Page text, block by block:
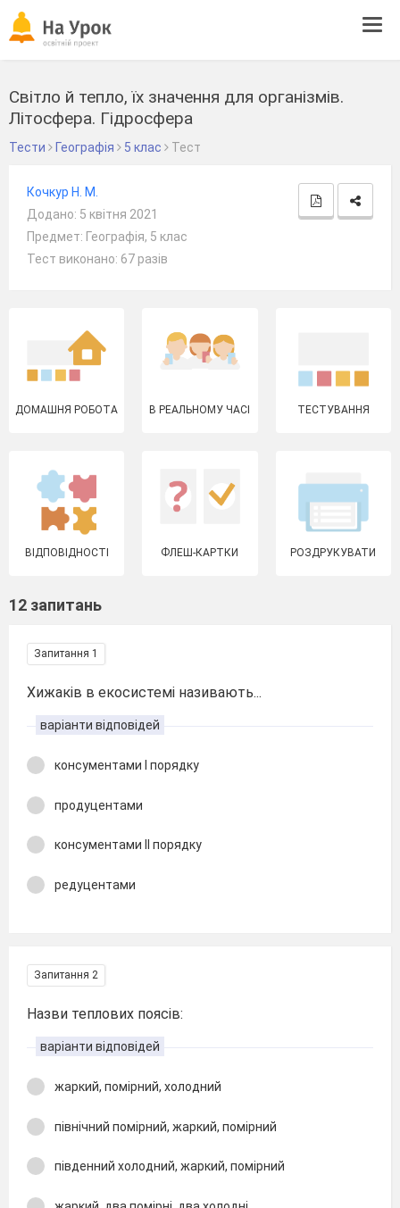
Світло й тепло, їх значення для організмів.
Літосфера. Гідросфера
Тести Географія 5 клас Тест
Кочкур Н. М.
Додано: 5 квітня 2021
Предмет: Географія, 5 клас
Тест виконано: 67 разів
ДОМАШНЯ РОБОТА В РЕАЛЬНОМУ ЧАСІ ТЕСТУВАННЯ
ВІДПОВІДНОСТІ ФЛЕШ-КАРТКИ РОЗДРУКУВАТИ
12 запитань
Запитання 1
Хижаків в екосистемі називають...
варіанти відповідей
консументами І порядку
продуцентами
консументами ІІ порядку
редуцентами
Запитання 2
Назви теплових поясів:
варіанти відповідей
жаркий, помірний, холодний
північний помірний, жаркий, помірний
південний холодний, жаркий, помірний